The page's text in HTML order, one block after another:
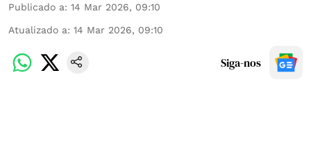
Publicado a: 14 Mar 2026, 09:10
Atualizado a: 14 Mar 2026, 09:10
Siga-nos